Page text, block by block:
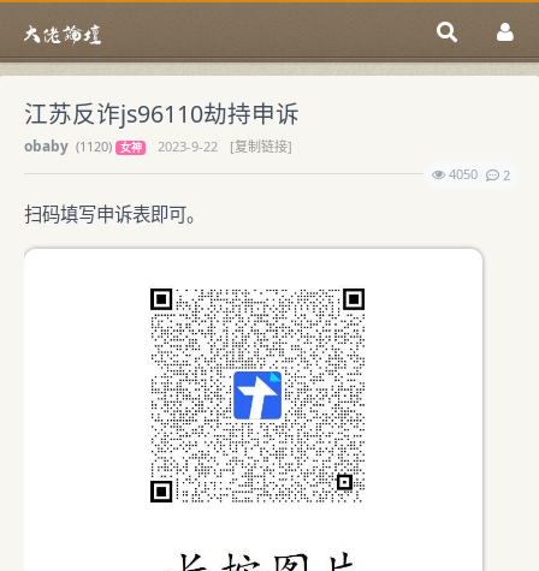
江苏反诈js96110劫持申诉
obaby (1120) 女神 2023-9-22
[复制链接]
4050
2
扫码填写申诉表即可。